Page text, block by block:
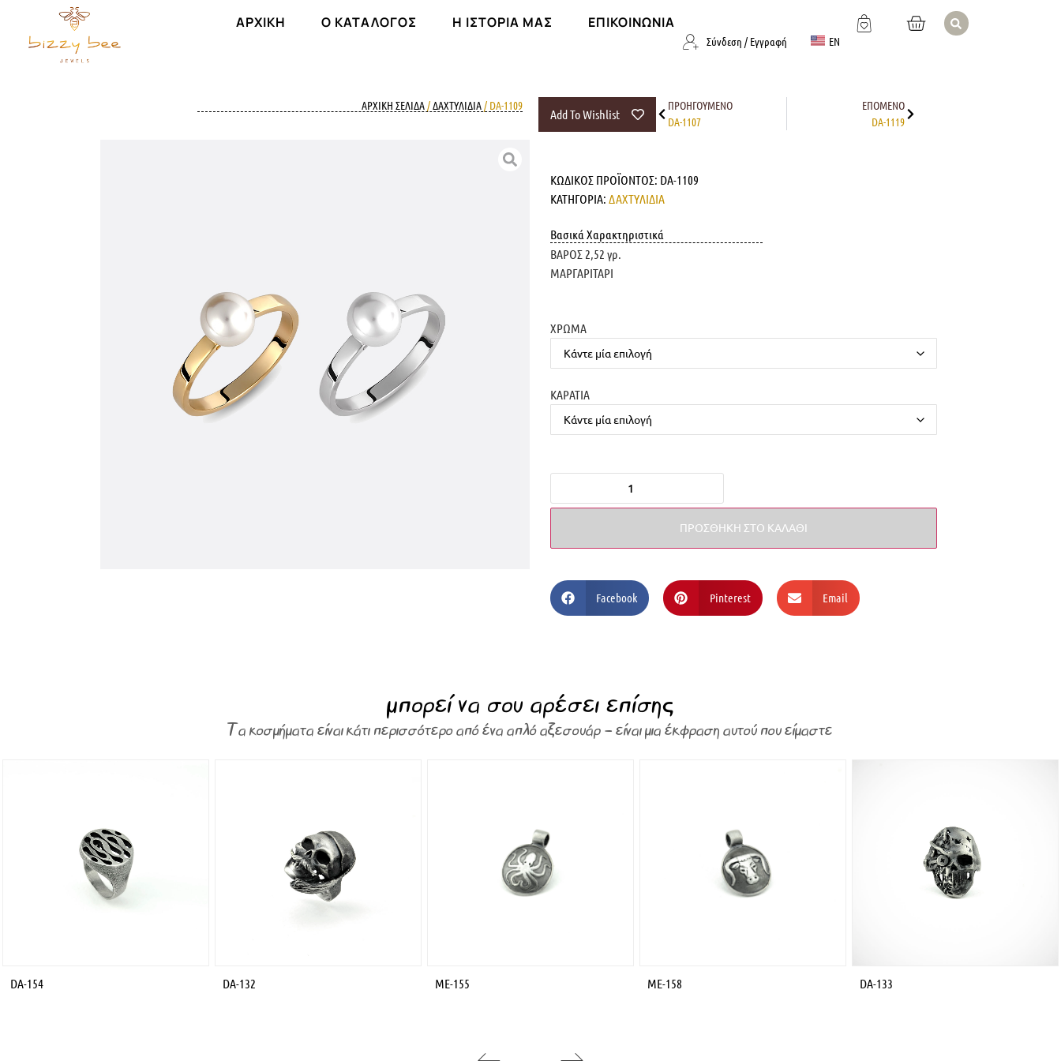
ΑΡΧΙΚΉ Ο ΚΑΤΆΛΟΓΟΣ Η ΙΣΤΟΡΊΑ ΜΑΣ ΕΠΙΚΟΙΝΩΝΊΑ
Σύνδεση / Εγγραφή EN
ΑΡΧΙΚΉ ΣΕΛΊΔΑ/ΔΑΧΤΥΛΙΔΙΑ/ DA-1109
Add To Wishlist
ΠΡΟΗΓΟΎΜΕΝΟ
DA-1107
ΕΠΌΜΕΝΟ
DA-1119
ΚΩΔΙΚΌΣ ΠΡΟΪΌΝΤΟΣ: DA-1109
ΚΑΤΗΓΟΡΊΑ: ΔΑΧΤΥΛΙΔΙΑ
Βασικά Χαρακτηριστικά
ΒΑΡΟΣ 2,52 γρ.
ΜΑΡΓΑΡΙΤΑΡΙ
ΧΡΩΜΑ
ΚΑΡΑΤΙΑ
ΠΡΟΣΘΉΚΗ ΣΤΟ ΚΑΛΆΘΙ
Facebook Pinterest Email
μπορεί να σου αρέσει επίσης
Τα κοσμήματα είναι κάτι περισσότερο από ένα απλό αξεσουάρ – είναι μια έκφραση αυτού που είμαστε
DA-154 DA-132 ME-155 ME-158 DA-133